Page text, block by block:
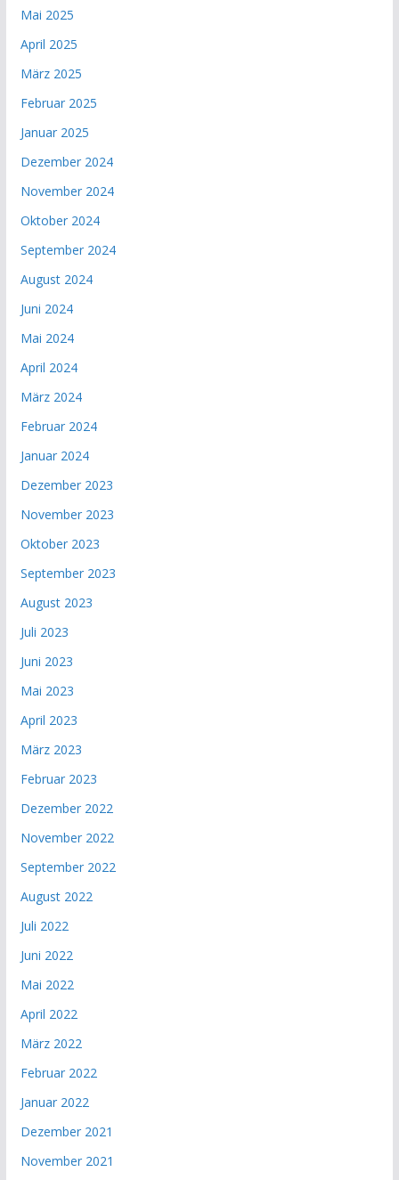
Mai 2025
April 2025
März 2025
Februar 2025
Januar 2025
Dezember 2024
November 2024
Oktober 2024
September 2024
August 2024
Juni 2024
Mai 2024
April 2024
März 2024
Februar 2024
Januar 2024
Dezember 2023
November 2023
Oktober 2023
September 2023
August 2023
Juli 2023
Juni 2023
Mai 2023
April 2023
März 2023
Februar 2023
Dezember 2022
November 2022
September 2022
August 2022
Juli 2022
Juni 2022
Mai 2022
April 2022
März 2022
Februar 2022
Januar 2022
Dezember 2021
November 2021